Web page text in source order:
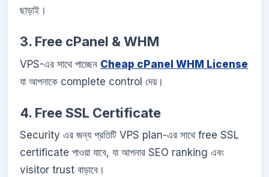
ছাড়াই।
3. Free cPanel & WHM
VPS-এর সাথে পাচ্ছেন Cheap cPanel WHM License
যা আপনাকে complete control দেয়।
4. Free SSL Certificate
Security এর জন্য প্রতিটি VPS plan-এর সাথে free SSL
certificate পাওয়া যাবে, যা আপনার SEO ranking এবং
visitor trust বাড়াবে।